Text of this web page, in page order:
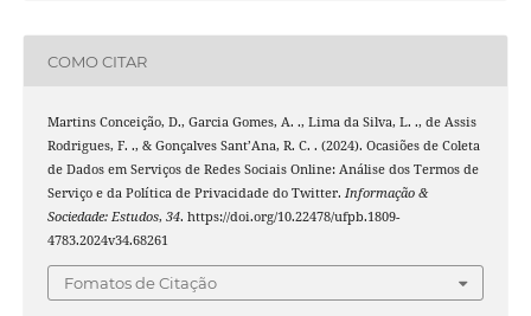
COMO CITAR
Martins Conceição, D., Garcia Gomes, A. ., Lima da Silva, L. ., de Assis
Rodrigues, F. ., & Gonçalves Sant’Ana, R. C. . (2024). Ocasiões de Coleta
de Dados em Serviços de Redes Sociais Online: Análise dos Termos de
Serviço e da Política de Privacidade do Twitter. Informação &
Sociedade: Estudos, 34. https://doi.org/10.22478/ufpb.1809-
4783.2024v34.68261
Fomatos de Citação